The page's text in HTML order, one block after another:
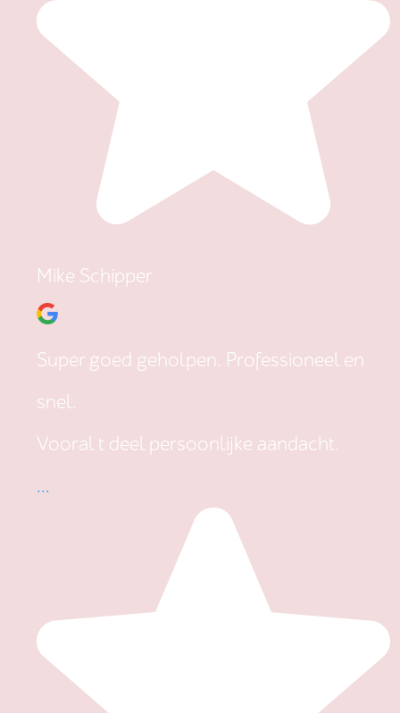
Mike Schipper
Super goed geholpen. Professioneel en
snel.
Vooral t deel persoonlijke aandacht.
...